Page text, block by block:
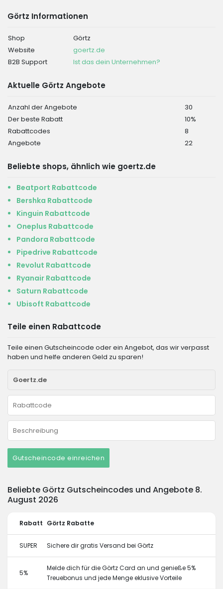
Görtz Informationen
Shop
Görtz
Website
goertz.de
B2B Support
Ist das dein Unternehmen?
Aktuelle Görtz Angebote
Anzahl der Angebote
30
Der beste Rabatt
10%
Rabattcodes
8
Angebote
22
Beliebte shops, ähnlich wie goertz.de
Beatport Rabattcode
Bershka Rabattcode
Kinguin Rabattcode
Oneplus Rabattcode
Pandora Rabattcode
Pipedrive Rabattcode
Revolut Rabattcode
Ryanair Rabattcode
Saturn Rabattcode
Ubisoft Rabattcode
Teile einen Rabattcode
Teile einen Gutscheincode oder ein Angebot, das wir verpasst
haben und helfe anderen Geld zu sparen!
Gutscheincode einreichen
Beliebte Görtz Gutscheincodes und Angebote 8.
August 2026
Rabatt Görtz Rabatte
SUPER Sichere dir gratis Versand bei Görtz
5%
Melde dich für die Görtz Card an und genieße 5%
Treuebonus und jede Menge eklusive Vorteile